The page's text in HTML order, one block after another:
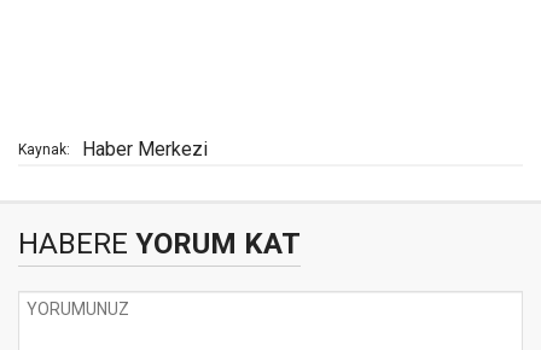
Kaynak: Haber Merkezi
HABERE YORUM KAT